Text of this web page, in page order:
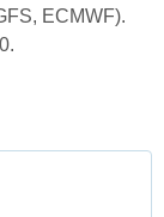
ECMWF).